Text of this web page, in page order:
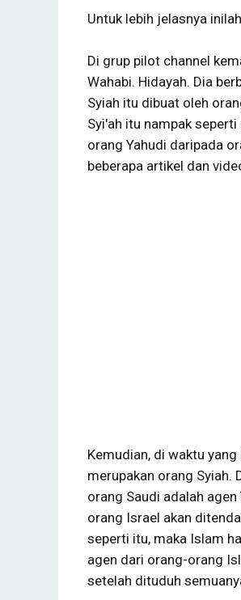
Untuk lebih jelasnya
Di grup pilot channel
Wahabi. Hidayah. Dia
Syiah itu dibuat oleh
Syi'ah itu nampak
orang Yahudi daripada
beberapa artikel dan
Kemudian, di waktu
merupakan orang Syiah.
orang Saudi adalah
orang Israel akan
seperti itu, maka Islam
agen dari orang-orang
setelah dituduh